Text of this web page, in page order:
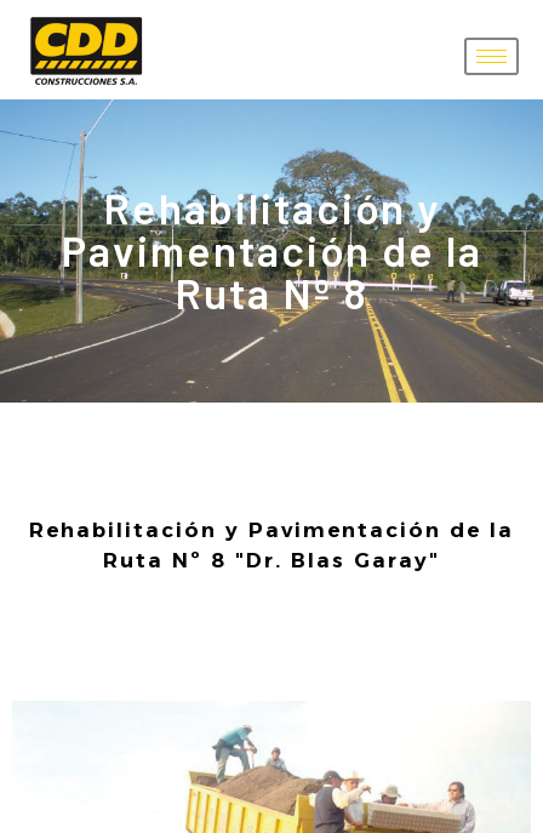
Rehabilitación y
Pavimentación de la
Ruta Nº 8
Rehabilitación y Pavimentación de la
Ruta Nº 8 "Dr. Blas Garay"